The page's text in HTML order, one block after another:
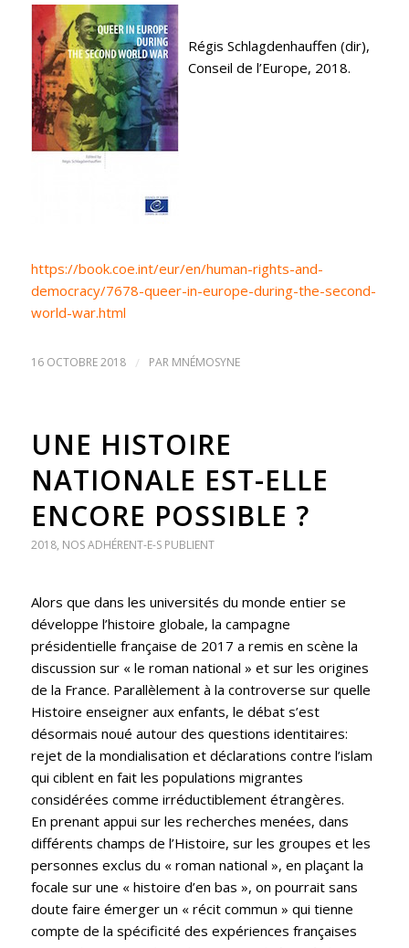
Régis Schlagdenhauffen (dir),
Conseil de l’Europe, 2018.
https://book.coe.int/eur/en/human-rights-and-
democracy/7678-queer-in-europe-during-the-second-
world-war.html
16 OCTOBRE 2018 / PAR MNÉMOSYNE
UNE HISTOIRE
NATIONALE EST-ELLE
ENCORE POSSIBLE ?
2018, NOS ADHÉRENT-E-S PUBLIENT
Alors que dans les universités du monde entier se
développe l’histoire globale, la campagne
présidentielle française de 2017 a remis en scène la
discussion sur « le roman national » et sur les origines
de la France. Parallèlement à la controverse sur quelle
Histoire enseigner aux enfants, le débat s’est
désormais noué autour des questions identitaires:
rejet de la mondialisation et déclarations contre l’islam
qui ciblent en fait les populations migrantes
considérées comme irréductiblement étrangères.
En prenant appui sur les recherches menées, dans
différents champs de l’Histoire, sur les groupes et les
personnes exclus du « roman national », en plaçant la
focale sur une « histoire d’en bas », on pourrait sans
doute faire émerger un « récit commun » qui tienne
compte de la spécificité des expériences françaises